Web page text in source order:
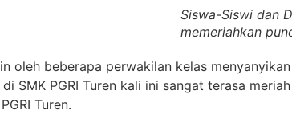
Siswa-Siswi dan
memeriahkan
oleh beberapa perwakilan kelas
di SMK PGRI Turen kali ini sangat terasa
Turen.